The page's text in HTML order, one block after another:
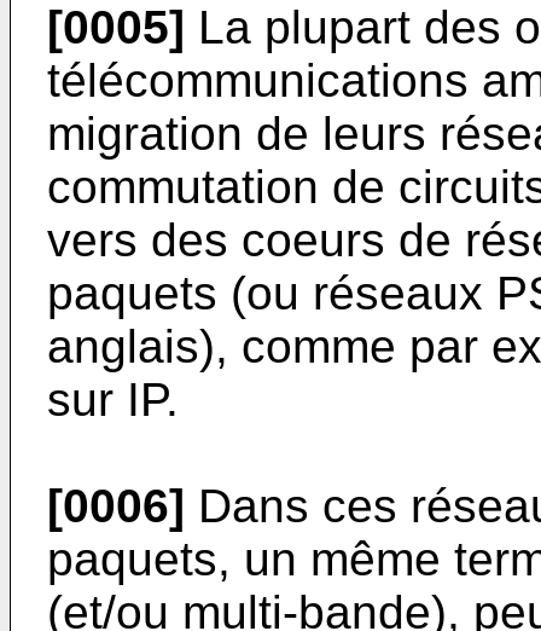
[0005] La plupart des
télécommunications
migration de leurs
commutation de
vers des coeurs de
paquets (ou réseaux
anglais), comme par
sur IP.
[0006] Dans ces
paquets, un même
(et/ou multi-bande),